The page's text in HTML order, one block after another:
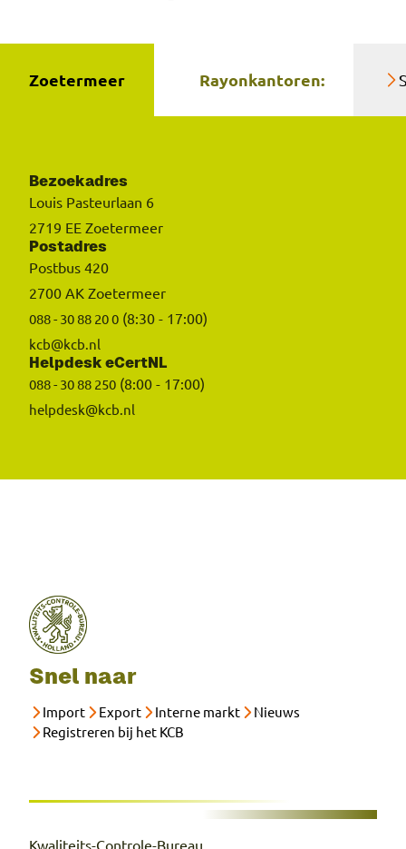
Zoetermeer Rayonkantoren:
Bezoekadres
Louis Pasteurlaan 6
2719 EE Zoetermeer
Postadres
Postbus 420
2700 AK Zoetermeer
088 - 30 88 20 0 (8:30 - 17:00)
kcb@kcb.nl
Helpdesk eCertNL
088 - 30 88 250 (8:00 - 17:00)
helpdesk@kcb.nl
Snel naar
Import Export Interne markt
Nieuws
Registreren bij het KCB
Kwaliteits-Controle-Bureau